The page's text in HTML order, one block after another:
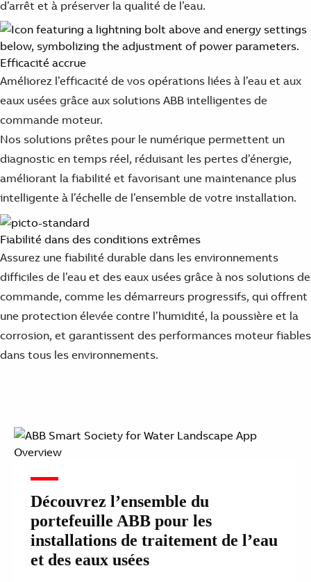
d’arrêt et à préserver la qualité de l’eau.
Efficacité accrue
Améliorez l’efficacité de vos opérations liées à l’eau et aux
eaux usées grâce aux solutions ABB intelligentes de
commande moteur.
Nos solutions prêtes pour le numérique permettent un
diagnostic en temps réel, réduisant les pertes d’énergie,
améliorant la fiabilité et favorisant une maintenance plus
intelligente à l’échelle de l’ensemble de votre installation.
Fiabilité dans des conditions extrêmes
Assurez une fiabilité durable dans les environnements
difficiles de l’eau et des eaux usées grâce à nos solutions de
commande, comme les démarreurs progressifs, qui offrent
une protection élevée contre l’humidité, la poussière et la
corrosion, et garantissent des performances moteur fiables
dans tous les environnements.
Découvrez l’ensemble du
portefeuille ABB pour les
installations de traitement de l’eau
et des eaux usées